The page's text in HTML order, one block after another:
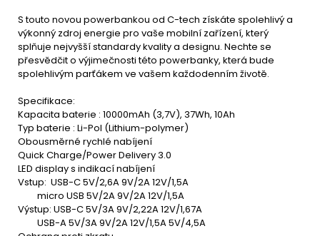
S touto novou powerbankou od C-tech získáte spolehlivý a
výkonný zdroj energie pro vaše mobilní zařízení, který
splňuje nejvyšší standardy kvality a designu. Nechte se
přesvědčit o výjimečnosti této powerbanky, která bude
spolehlivým parťákem ve vašem každodenním životě.
Specifikace:
Kapacita baterie : 10000mAh (3,7V), 37Wh, 10Ah
Typ baterie : Li-Pol (Lithium-polymer)
Obousměrné rychlé nabíjení
Quick Charge/Power Delivery 3.0
LED display s indikací nabíjení
Vstup: USB-C 5V/2,6A 9V/2A 12V/1,5A
micro USB 5V/2A 9V/2A 12V/1,5A
Výstup: USB-C 5V/3A 9V/2,22A 12V/1,67A
USB-A 5V/3A 9V/2A 12V/1,5A 5V/4,5A